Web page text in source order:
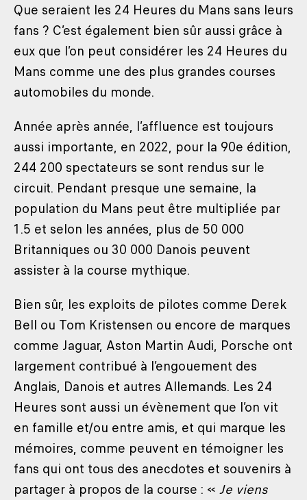
Que seraient les 24 Heures du Mans sans leurs
fans ? C’est également bien sûr aussi grâce à
eux que l’on peut considérer les 24 Heures du
Mans comme une des plus grandes courses
automobiles du monde.
Année après année, l’affluence est toujours
aussi importante, en 2022, pour la 90e édition,
244 200 spectateurs se sont rendus sur le
circuit. Pendant presque une semaine, la
population du Mans peut être multipliée par
1.5 et selon les années, plus de 50 000
Britanniques ou 30 000 Danois peuvent
assister à la course mythique.
Bien sûr, les exploits de pilotes comme Derek
Bell ou Tom Kristensen ou encore de marques
comme Jaguar, Aston Martin Audi, Porsche ont
largement contribué à l’engouement des
Anglais, Danois et autres Allemands. Les 24
Heures sont aussi un évènement que l’on vit
en famille et/ou entre amis, et qui marque les
mémoires, comme peuvent en témoigner les
fans qui ont tous des anecdotes et souvenirs à
partager à propos de la course : « Je viens